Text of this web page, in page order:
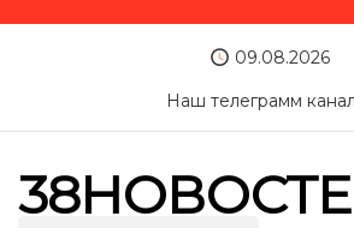
09.08.2026
Наш телеграмм канал